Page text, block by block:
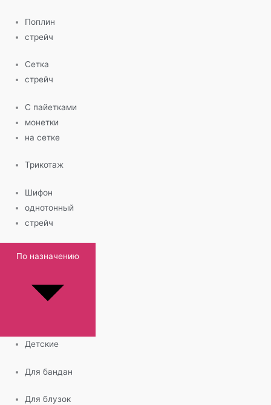
Поплин
стрейч
Сетка
стрейч
С пайетками
монетки
на сетке
Трикотаж
Шифон
однотонный
стрейч
По назначению
Детские
Для бандан
Для блузок